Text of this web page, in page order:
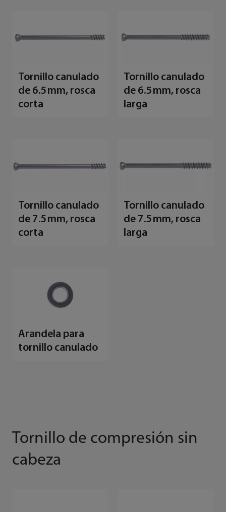
Tornillo canulado
de 6.5 mm, rosca
corta
Tornillo canulado
de 6.5 mm, rosca
larga
Tornillo canulado
de 7.5 mm, rosca
corta
Tornillo canulado
de 7.5 mm, rosca
larga
Arandela para
tornillo canulado
Tornillo de compresión sin
cabeza